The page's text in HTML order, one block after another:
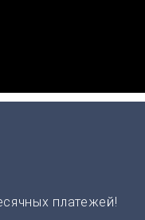
платежей!